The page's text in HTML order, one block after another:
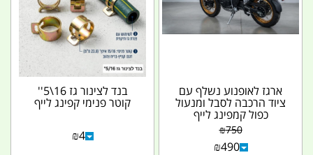
ארגז לאופנוע נשלף עם
ציוד הרכבה לסבל ומנעול
כפול קמפינג לייף
₪750
₪490
בנד לצינור גז 16\5''
קוטר פנימי קפינג לייף
₪4